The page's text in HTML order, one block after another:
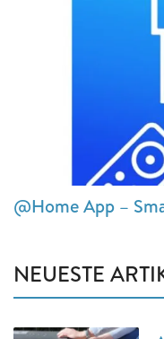
@Home App –
NEUESTE